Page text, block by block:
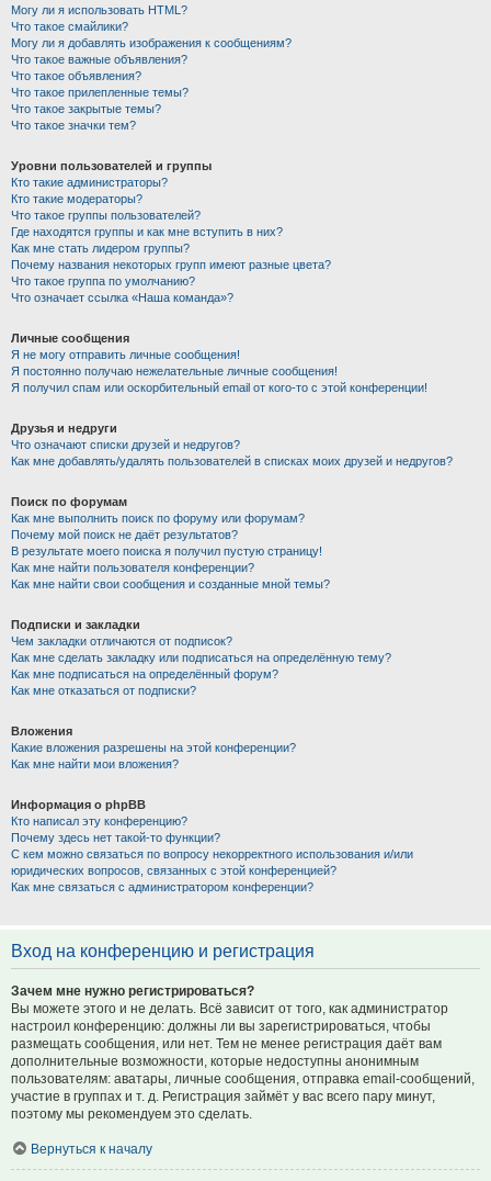
Могу ли я использовать HTML?
Что такое смайлики?
Могу ли я добавлять изображения к сообщениям?
Что такое важные объявления?
Что такое объявления?
Что такое прилепленные темы?
Что такое закрытые темы?
Что такое значки тем?
Уровни пользователей и группы
Кто такие администраторы?
Кто такие модераторы?
Что такое группы пользователей?
Где находятся группы и как мне вступить в них?
Как мне стать лидером группы?
Почему названия некоторых групп имеют разные цвета?
Что такое группа по умолчанию?
Что означает ссылка «Наша команда»?
Личные сообщения
Я не могу отправить личные сообщения!
Я постоянно получаю нежелательные личные сообщения!
Я получил спам или оскорбительный email от кого-то с этой конференции!
Друзья и недруги
Что означают списки друзей и недругов?
Как мне добавлять/удалять пользователей в списках моих друзей и недругов?
Поиск по форумам
Как мне выполнить поиск по форуму или форумам?
Почему мой поиск не даёт результатов?
В результате моего поиска я получил пустую страницу!
Как мне найти пользователя конференции?
Как мне найти свои сообщения и созданные мной темы?
Подписки и закладки
Чем закладки отличаются от подписок?
Как мне сделать закладку или подписаться на определённую тему?
Как мне подписаться на определённый форум?
Как мне отказаться от подписки?
Вложения
Какие вложения разрешены на этой конференции?
Как мне найти мои вложения?
Информация о phpBB
Кто написал эту конференцию?
Почему здесь нет такой-то функции?
С кем можно связаться по вопросу некорректного использования и/или
юридических вопросов, связанных с этой конференцией?
Как мне связаться с администратором конференции?
Вход на конференцию и регистрация
Зачем мне нужно регистрироваться?
Вы можете этого и не делать. Всё зависит от того, как администратор
настроил конференцию: должны ли вы зарегистрироваться, чтобы
размещать сообщения, или нет. Тем не менее регистрация даёт вам
дополнительные возможности, которые недоступны анонимным
пользователям: аватары, личные сообщения, отправка email-сообщений,
участие в группах и т. д. Регистрация займёт у вас всего пару минут,
поэтому мы рекомендуем это сделать.
Вернуться к началу